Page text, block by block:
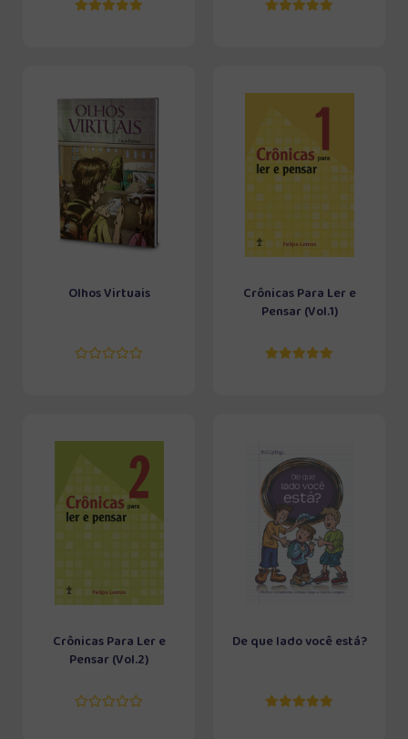
Olhos Virtuais
Crônicas Para Ler e
Pensar (Vol.1)
Crônicas Para Ler e
Pensar (Vol.2)
De que lado você está?